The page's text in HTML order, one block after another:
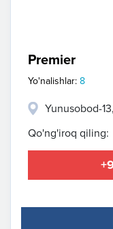
Premier
Yo'nalishlar: 8
Yunusobod-
Qo'ng'iroq qiling: